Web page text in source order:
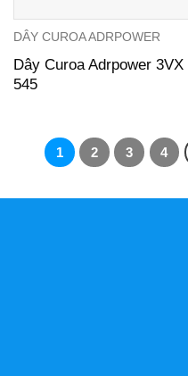
DÂY CUROA ADRPOWER
Dây Curoa Adrpower 3VX
545
1 2 3 4